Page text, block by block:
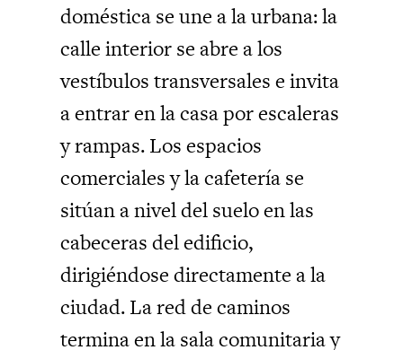
doméstica se une a la urbana: la
calle interior se abre a los
vestíbulos transversales e invita
a entrar en la casa por escaleras
y rampas. Los espacios
comerciales y la cafetería se
sitúan a nivel del suelo en las
cabeceras del edificio,
dirigiéndose directamente a la
ciudad. La red de caminos
termina en la sala comunitaria y